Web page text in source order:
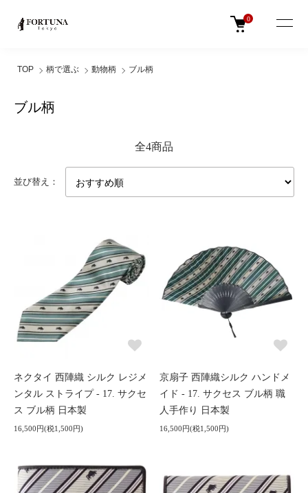
0
TOP 柄で選ぶ 動物柄 ブル柄
ブル柄
全4商品
並び替え：
ネクタイ 西陣織 シルク レジメ
ンタル ストライプ - 17. サクセ
ス ブル柄 日本製
16,500円(税1,500円)
京扇子 西陣織シルク ハンドメ
イド - 17. サクセス ブル柄 職
人手作り 日本製
16,500円(税1,500円)